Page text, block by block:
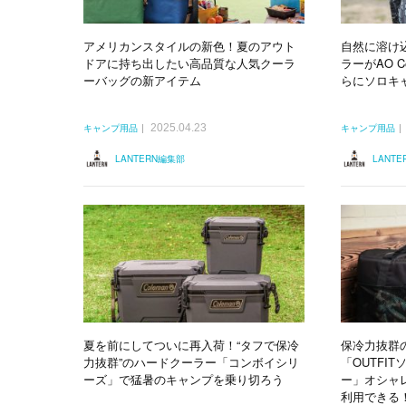
アメリカンスタイルの新色！夏のアウト
ドアに持ち出したい高品質な人気クーラ
ーバッグの新アイテム
キャンプ用品 2025.04.23
LANTERN編集部
自然に溶け
ラーがAO
らにソロキ
キャンプ用品
夏を前にしてついに再入荷！“タフで保冷
力抜群”のハードクーラー「コンボイシリ
ーズ」で猛暑のキャンプを乗り切ろう
保冷力抜群
「OUTFIT
ー」オシャ
利用できる